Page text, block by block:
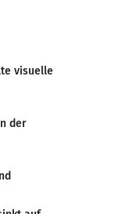
visuelle
der